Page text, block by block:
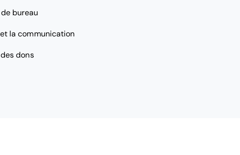
bureau
la communication
dons